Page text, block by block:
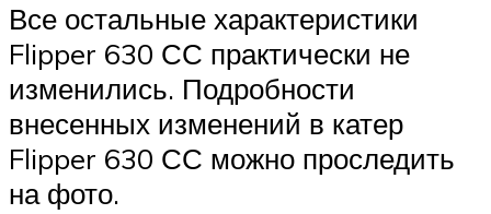
Все остальные характеристики
Flipper 630 СС практически не
изменились. Подробности
внесенных изменений в катер
Flipper 630 СС можно проследить
на фото.